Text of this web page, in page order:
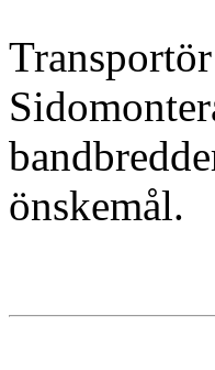
önskemål.